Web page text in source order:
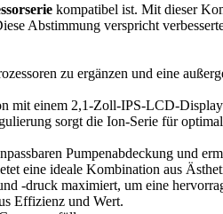
kompatibel ist. Mit dieser
Abstimmung verspricht
zu ergänzen und eine
mit einem 2,1-Zoll-IPS-LCD-Display
sorgt die Ion-Serie für
Pumpenabdeckung und
eine ideale Kombination aus
-druck maximiert, um eine
Effizienz und Wert.